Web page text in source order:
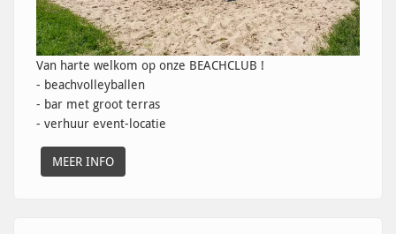
Van harte welkom op onze BEACHCLUB !
- beachvolleyballen
- bar met groot terras
- verhuur event-locatie
MEER INFO